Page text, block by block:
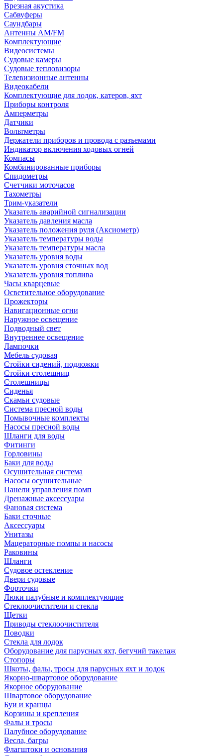
Врезная акустика
Сабвуферы
Саундбары
Антенны AM/FM
Комплектующие
Видеосистемы
Судовые камеры
Cудовые тепловизоры
Телевизионные антенны
Видеокабели
Комплектующие для лодок, катеров, яхт
Приборы контроля
Амперметры
Датчики
Вольтметры
Держатели приборов и провода с разъемами
Индикатор включения ходовых огней
Компасы
Комбинированные приборы
Спидометры
Счетчики моточасов
Тахометры
Трим-указатели
Указатель аварийной сигнализации
Указатель давления масла
Указатель положения руля (Аксиометр)
Указатель температуры воды
Указатель температуры масла
Указатель уровня воды
Указатель уровня сточных вод
Указатель уровня топлива
Часы кварцевые
Осветительное оборудование
Прожекторы
Навигационные огни
Наружное освещение
Подводный свет
Внутреннее освещение
Лампочки
Мебель судовая
Стойки сидений, подложки
Стойки столешниц
Столешницы
Сиденья
Скамьи судовые
Система пресной воды
Помывочные комплекты
Насосы пресной воды
Шланги для воды
Фитинги
Горловины
Баки для воды
Осушительная система
Насосы осушительные
Панели управления помп
Дренажные аксессуары
Фановая система
Баки сточные
Аксессуары
Унитазы
Мацераторные помпы и насосы
Раковины
Шланги
Судовое остекление
Двери судовые
Форточки
Люки палубные и комплектующие
Стеклоочистители и стекла
Щетки
Приводы стеклоочистителя
Поводки
Стекла для лодок
Оборудование для парусных яхт, бегучий такелаж
Стопоры
Шкоты, фалы, тросы для парусных яхт и лодок
Якорно-швартовое оборудование
Якорное оборудование
Швартовое оборудование
Буи и кранцы
Корзины и крепления
Фалы и тросы
Палубное оборудование
Весла, багры
Флагштоки и основания